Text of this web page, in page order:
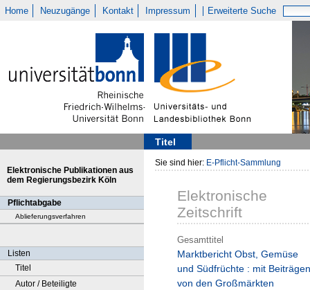
Home Neuzugänge Kontakt Impressum Erweiterte Suche
Titel
Elektronische Publikationen aus
dem Regierungsbezirk Köln
Pflichtabgabe
Ablieferungsverfahren
Listen
Titel
Autor / Beteiligte
Sie sind hier: E-Pflicht-Sammlung
Elektronische
Zeitschrift
Gesamttitel
Marktbericht Obst, Gemüse
und Südfrüchte : mit Beiträgen
von den Großmärkten